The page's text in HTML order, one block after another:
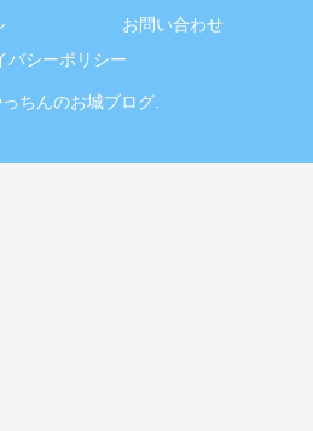
お問い合わせ
バシーポリシー
ちんのお城ブログ.